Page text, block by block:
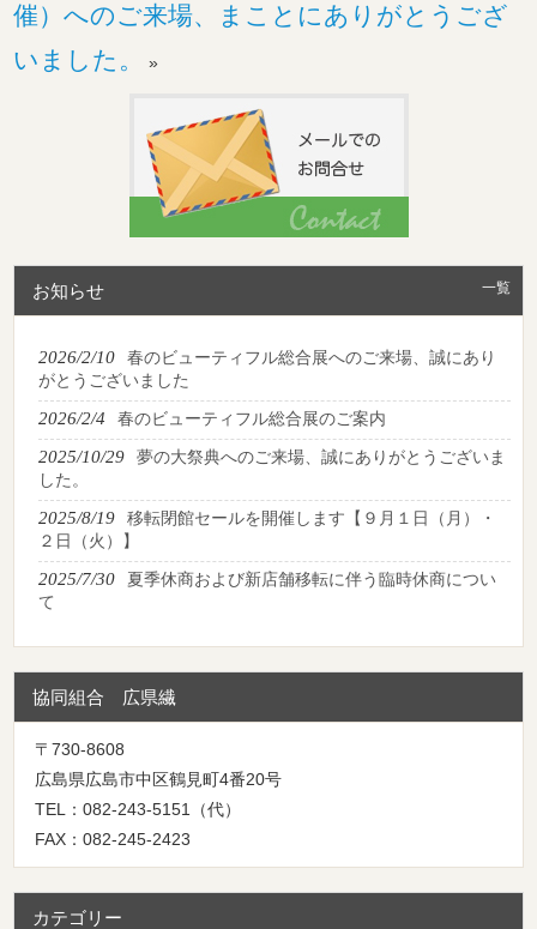
催）へのご来場、まことにありがとうござ
いました。
»
お知らせ 一覧
2026/2/10
春のビューティフル総合展へのご来場、誠にあり
がとうございました
2026/2/4 春のビューティフル総合展のご案内
2025/10/29
夢の大祭典へのご来場、誠にありがとうございま
した。
2025/8/19
移転閉館セールを開催します【９月１日（月）・
２日（火）】
2025/7/30
夏季休商および新店舗移転に伴う臨時休商につい
て
協同組合 広県繊
〒730-8608
広島県広島市中区鶴見町4番20号
TEL：082-243-5151（代）
FAX：082-245-2423
カテゴリー